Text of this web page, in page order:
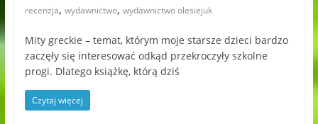
recenzja, wydawnictwo, wydawnictwo olesiejuk
Mity greckie – temat, którym moje starsze dzieci bardzo
zaczęły się interesować odkąd przekroczyły szkolne
progi. Dlatego książkę, którą dziś
Czytaj więcej